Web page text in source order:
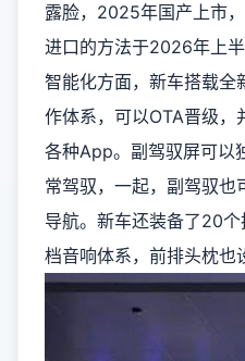
露脸，2025年国产上市
进口的方法于2026年上半
智能化方面，新车搭载全
作体系，可以OTA晋级，
各种App。副驾驭屏可以
常驾驭，一起，副驾驭也
导航。新车还装备了20
档音响体系，前排头枕也